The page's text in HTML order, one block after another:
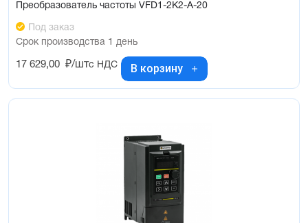
Преобразователь частоты VFD1-2K2-A-20
Под заказ
Срок производства 1 день
17 629,00 ₽/штс НДС В корзину